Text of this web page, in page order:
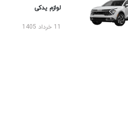
لوازم یدکی